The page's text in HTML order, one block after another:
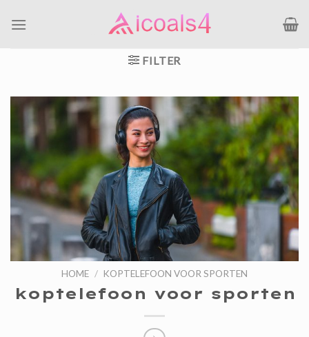
naar
FILTER
HOME / KOPTELEFOON VOOR SPORTEN
koptelefoon voor sporten